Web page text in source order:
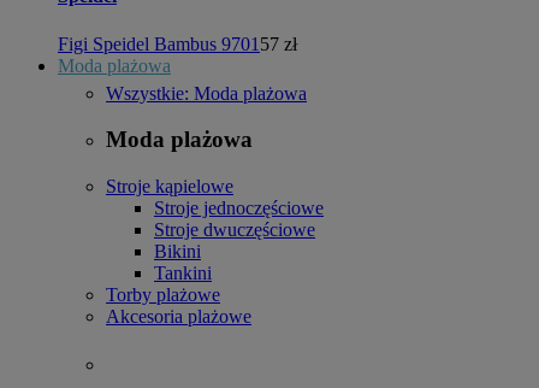
Figi Speidel Bambus 9701 57 zł
Moda plażowa
Wszystkie: Moda plażowa
Moda plażowa
Stroje kąpielowe
Stroje jednoczęściowe
Stroje dwuczęściowe
Bikini
Tankini
Torby plażowe
Akcesoria plażowe